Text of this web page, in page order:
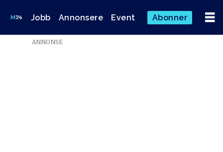
Jobb Annonsere Event Abonner
ANNONSE